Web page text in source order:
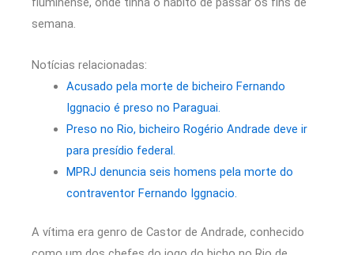
semana.
Notícias relacionadas:
Acusado pela morte de bicheiro Fernando
Iggnacio é preso no Paraguai.
Preso no Rio, bicheiro Rogério Andrade deve ir
para presídio federal.
MPRJ denuncia seis homens pela morte do
contraventor Fernando Iggnacio.
A vítima era genro de Castor de Andrade, conhecido